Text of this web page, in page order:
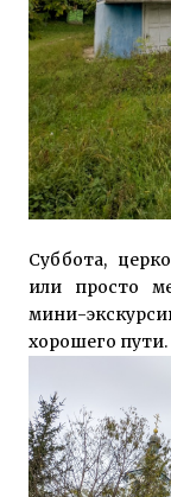
Суббота,
или просто
мини-
хорошего пути.